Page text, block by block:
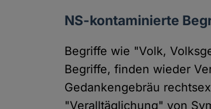
NS-kontaminierte
Begriffe wie "Volk,
Begriffe, finden wieder
Gedankengebräu
"Veralltäglichung" von